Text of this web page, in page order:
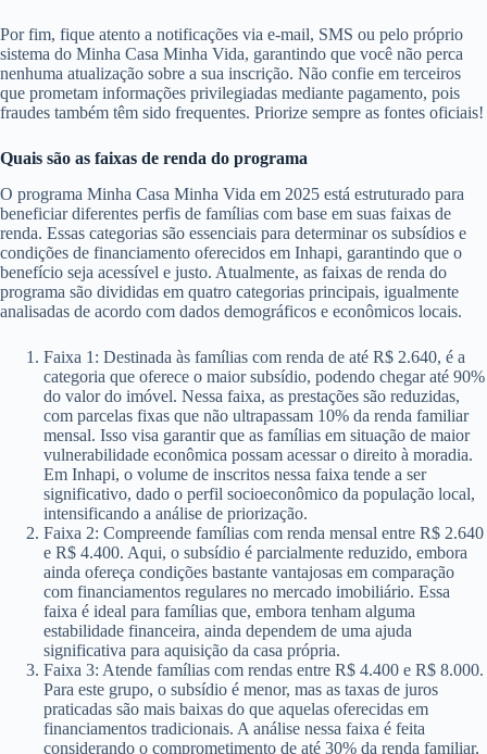
Por fim, fique atento a notificações via e-mail, SMS ou pelo próprio
sistema do Minha Casa Minha Vida, garantindo que você não perca
nenhuma atualização sobre a sua inscrição. Não confie em terceiros
que prometam informações privilegiadas mediante pagamento, pois
fraudes também têm sido frequentes. Priorize sempre as fontes oficiais!
Quais são as faixas de renda do programa
O programa Minha Casa Minha Vida em 2025 está estruturado para
beneficiar diferentes perfis de famílias com base em suas faixas de
renda. Essas categorias são essenciais para determinar os subsídios e
condições de financiamento oferecidos em Inhapi, garantindo que o
benefício seja acessível e justo. Atualmente, as faixas de renda do
programa são divididas em quatro categorias principais, igualmente
analisadas de acordo com dados demográficos e econômicos locais.
Faixa 1: Destinada às famílias com renda de até R$ 2.640, é a
categoria que oferece o maior subsídio, podendo chegar até 90%
do valor do imóvel. Nessa faixa, as prestações são reduzidas,
com parcelas fixas que não ultrapassam 10% da renda familiar
mensal. Isso visa garantir que as famílias em situação de maior
vulnerabilidade econômica possam acessar o direito à moradia.
Em Inhapi, o volume de inscritos nessa faixa tende a ser
significativo, dado o perfil socioeconômico da população local,
intensificando a análise de priorização.
Faixa 2: Compreende famílias com renda mensal entre R$ 2.640
e R$ 4.400. Aqui, o subsídio é parcialmente reduzido, embora
ainda ofereça condições bastante vantajosas em comparação
com financiamentos regulares no mercado imobiliário. Essa
faixa é ideal para famílias que, embora tenham alguma
estabilidade financeira, ainda dependem de uma ajuda
significativa para aquisição da casa própria.
Faixa 3: Atende famílias com rendas entre R$ 4.400 e R$ 8.000.
Para este grupo, o subsídio é menor, mas as taxas de juros
praticadas são mais baixas do que aquelas oferecidas em
financiamentos tradicionais. A análise nessa faixa é feita
considerando o comprometimento de até 30% da renda familiar,